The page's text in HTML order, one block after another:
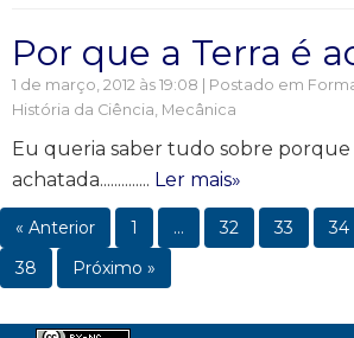
Por que a Terra é
1 de março, 2012 às 19:08 | Postado em
História da Ciência, Mecânica
Eu queria saber tudo sobre porque
achatada.............. Ler mais»
« Anterior 1 … 32 33 34
38
Próximo »